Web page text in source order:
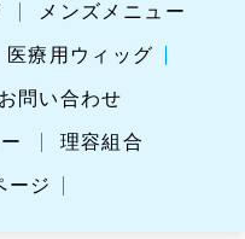
メンズメニュー
医療用ウィッグ
お問い合わせ
理容組合
ージ